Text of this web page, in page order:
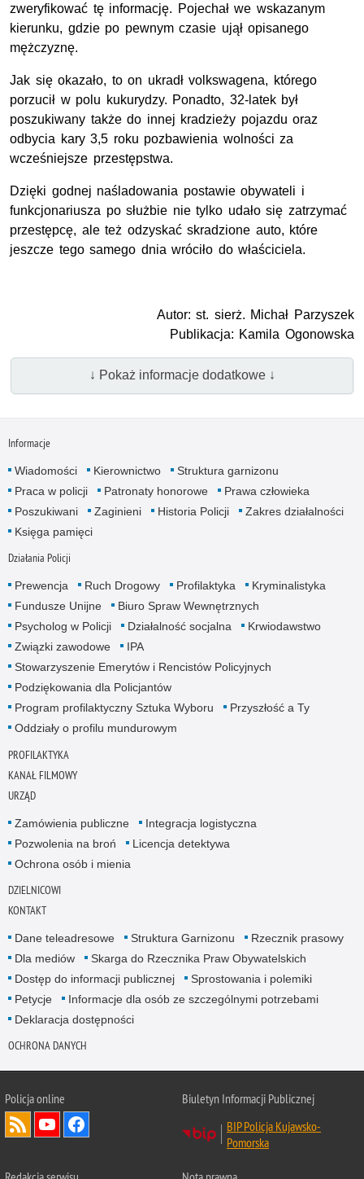
zweryfikować tę informację. Pojechał we wskazanym
kierunku, gdzie po pewnym czasie ujął opisanego
mężczyznę.
Jak się okazało, to on ukradł volkswagena, którego
porzucił w polu kukurydzy. Ponadto, 32-latek był
poszukiwany także do innej kradzieży pojazdu oraz
odbycia kary 3,5 roku pozbawienia wolności za
wcześniejsze przestępstwa.
Dzięki godnej naśladowania postawie obywateli i
funkcjonariusza po służbie nie tylko udało się zatrzymać
przestępcę, ale też odzyskać skradzione auto, które
jeszcze tego samego dnia wróciło do właściciela.
Autor: st. sierż. Michał Parzyszek
Publikacja: Kamila Ogonowska
↓ Pokaż informacje dodatkowe ↓
Informacje
Wiadomości Kierownictwo
Struktura garnizonu
Praca w policji
Patronaty honorowe
Prawa człowieka
Poszukiwani
Zaginieni Historia Policji
Zakres działalności
Księga pamięci
Działania Policji
Prewencja Ruch Drogowy Profilaktyka
Kryminalistyka
Fundusze Unijne
Biuro Spraw Wewnętrznych
Psycholog w Policji
Działalność socjalna
Krwiodawstwo
Związki zawodowe
IPA
Stowarzyszenie Emerytów i Rencistów Policyjnych
Podziękowania dla Policjantów
Program profilaktyczny Sztuka Wyboru
Przyszłość a Ty
Oddziały o profilu mundurowym
PROFILAKTYKA
KANAŁ FILMOWY
URZĄD
Zamówienia publiczne
Integracja logistyczna
Pozwolenia na broń
Licencja detektywa
Ochrona osób i mienia
DZIELNICOWI
KONTAKT
Dane teleadresowe Struktura Garnizonu
Rzecznik prasowy
Dla mediów
Skarga do Rzecznika Praw Obywatelskich
Dostęp do informacji publicznej
Sprostowania i polemiki
Petycje
Informacje dla osób ze szczególnymi potrzebami
Deklaracja dostępności
OCHRONA DANYCH
Policja online
Biuletyn Informacji Publicznej
BIP Policja Kujawsko-
Pomorska